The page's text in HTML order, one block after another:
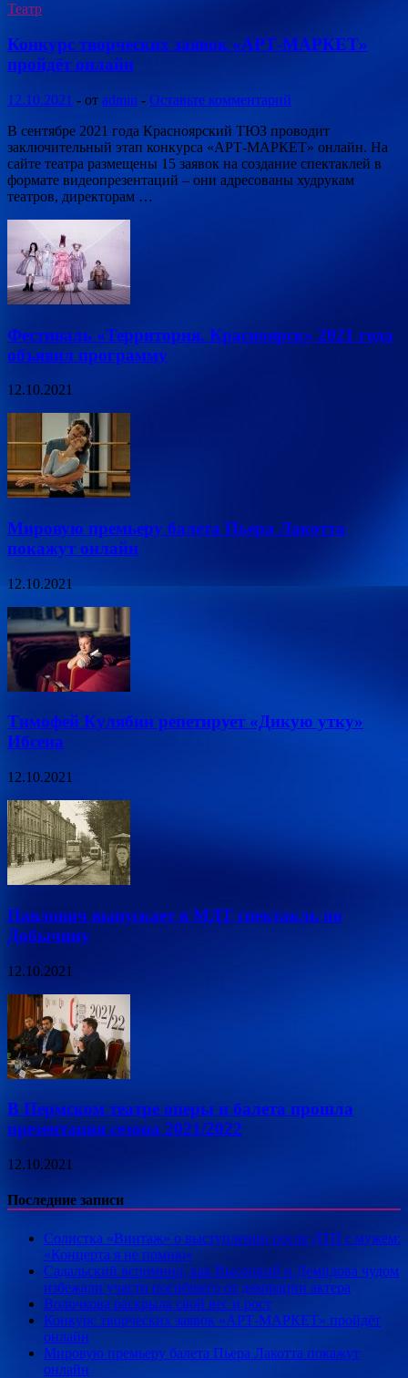
Театр
Конкурс творческих заявок «АРТ-МАРКЕТ»
пройдёт онлайн
12.10.2021 - от admin - Оставьте комментарий
В сентябре 2021 года Красноярский ТЮЗ проводит
заключительный этап конкурса «АРТ-МАРКЕТ» онлайн. На
сайте театра размещены 15 заявок на создание спектаклей в
формате видеопрезентаций – они адресованы худрукам
театров, директорам …
Фестиваль «Территория. Красноярск» 2021 года
объявил программу
12.10.2021
Мировую премьеру балета Пьера Лакотта
покажут онлайн
12.10.2021
Тимофей Кулябин репетирует «Дикую утку»
Ибсена
12.10.2021
Павлович выпускает в МДТ спектакль по
Добычину
12.10.2021
В Пермском театре оперы и балета прошла
презентация сезона 2021/2022
12.10.2021
Последние записи
Солистка «Винтаж» о выступлении после ДТП с мужем:
«Концерта я не помню»
Садальский вспомнил, как Высоцкий и Демидова чудом
избежали участи погибшего от декорации актера
Волочкова раскрыла свой вес и рост
Конкурс творческих заявок «АРТ-МАРКЕТ» пройдёт
онлайн
Мировую премьеру балета Пьера Лакотта покажут
онлайн